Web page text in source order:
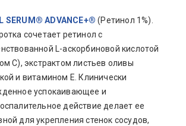
SERUM® ADVANCE+® (Ретинол 1%).
сочетает ретинол с
L-аскорбиновой кислотой
С), экстрактом листьев оливы
и витамином Е. Клинически
успокаивающее и
действие делает ее
для укрепления стенок сосудов,